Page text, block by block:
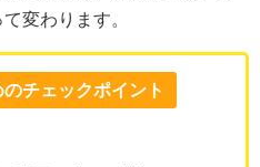
変わります。
チェックポイント